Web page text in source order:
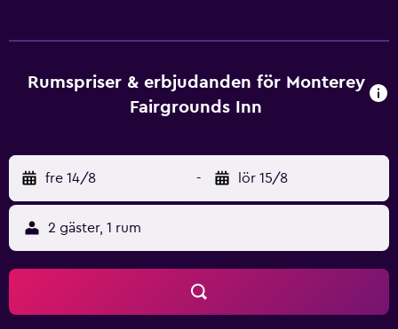
Städning sker dagligen. Detta hotell har bland annat en
säsongsöppen utomhuspool. Fritidsaktiviteterna nedan
Rumspriser & erbjudanden för Monterey
Fairgrounds Inn
fre 14/8 - lör 15/8
2 gäster, 1 rum